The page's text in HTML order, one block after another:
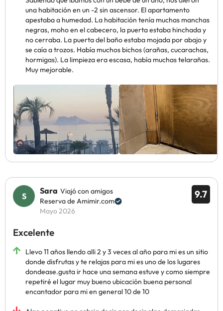
una habitación en un -2 sin ascensor. El apartamento
apestaba a humedad. La habitación tenía muchas manchas
negras, moho en el cabecero, la puerta estaba hinchada y
no cerraba. La puerta del baño estaba mojada por abajo y
se caía a trozos. Había muchos bichos (arañas, cucarachas,
hormigas). La limpieza era escasa, había muchas telarañas.
Muy mejorable.
9.7
Sara Viajó con amigos
Reserva de Amimir.com
Mayo 2026
Excelente
Llevo 11 años llendo alli 2 y 3 veces al año para mi es un sitio
donde disfrutas y te relajas para mi es uno de los lugares
dondease.gusta ir hace una semana estuve y como siempre
repetiré el lugar muy bueno ubicación buena personal
encantador para mi en general 10 de 10